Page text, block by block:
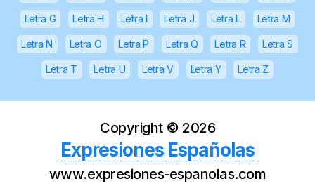
Letra G Letra H Letra I Letra J Letra L Letra M
Letra N Letra O Letra P Letra Q Letra R Letra S
Letra T Letra U Letra V Letra Y Letra Z
Copyright © 2026
Expresiones Españolas
www.expresiones-espanolas.com